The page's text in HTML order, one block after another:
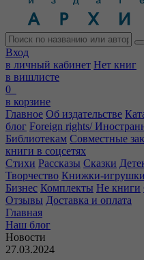
Вход
в личный кабинет Нет книг
в вишлисте
0
в корзине
Главное Об издательстве
блог Foreign rights/
Библиотекам Совместные
книги в соцсетях
Стихи Рассказы Сказки
Творчество Книжки-игрушки
Бизнес Комплекты Не книги
Отзывы Доставка и оплата
Главная
Наш блог
Новости
27.03.2024